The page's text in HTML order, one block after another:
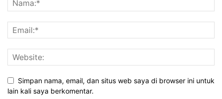
Simpan nama, email, dan situs web saya di browser ini untuk
lain kali saya berkomentar.